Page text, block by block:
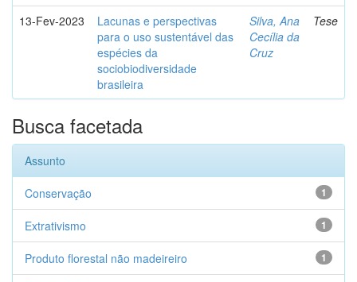
13-Fev-2023
Lacunas e perspectivas
para o uso sustentável das
espécies da
sociobiodiversidade
brasileira
Silva, Ana
Cecília da
Cruz
Tese
Busca facetada
Assunto
1
Conservação
1
Extrativismo
1
Produto florestal não madeireiro